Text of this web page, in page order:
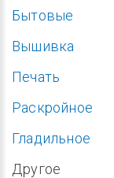
Бытовые
Вышивка
Печать
Раскройное
Гладильное
Другое